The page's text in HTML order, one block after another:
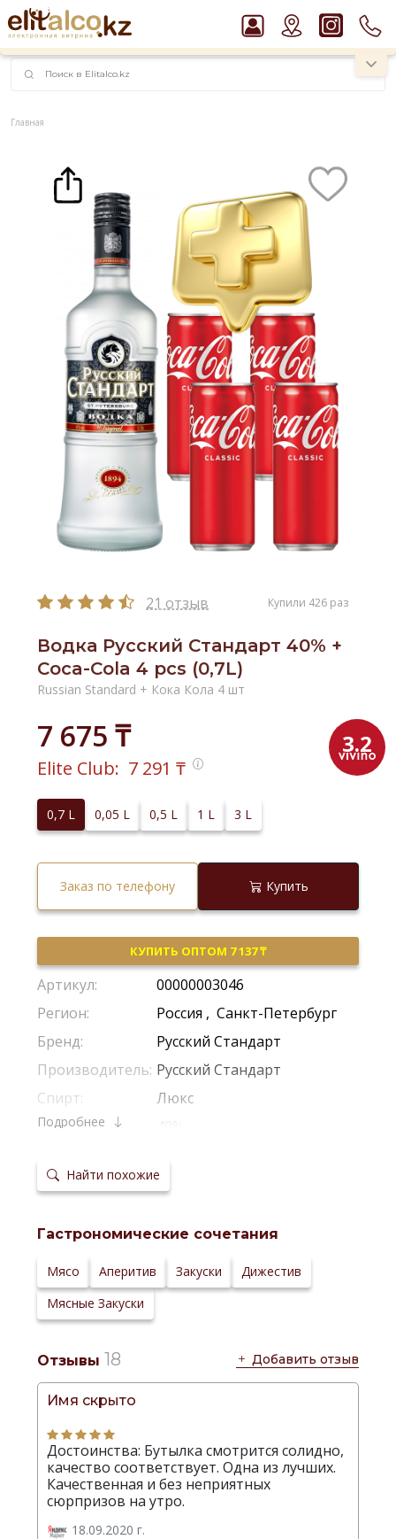
наименований!
instagram.com/rojo.kz
Рекомендуем
Виски Talisker 10 YO Malt 45,8% in Box
Водка Smirnoff Red Vodka 37,5%
Джин Gordon`s London Dry Gin 37,5%
Пиво Guinness Draught 4,2% Can
Ром Captain Morgan White 37,5%
Главная
21 отзыв Купили 426 раз
Водка Русский Стандарт 40% +
Coca-Cola 4 pcs (0,7L)
Russian Standard + Кока Кола 4 шт
7 675 ₸ 3.2
Elite Club: 7 291 ₸
0,7 L 0,05 L 0,5 L 1 L 3 L
Заказ по телефону Купить
КУПИТЬ ОПТОМ 7 137 ₸
Артикул:
00000003046
Регион:
Россия , Санкт-Петербург
Бренд:
Русский Стандарт
Производитель: Русский Стандарт
Спирт:
Люкс
Крепость:
Сырье:
Пшеница
сервировки:
Сайт
Подробнее
Найти похожие
Гастрономические сочетания
Мясо Аперитив Закуски
Дижестив
Мясные Закуски
Отзывы 18 Добавить отзыв
Имя скрыто
Достоинства: Бутылка смотрится солидно,
качество соответствует. Одна из лучших.
Качественная и без неприятных
сюрпризов на утро.
18.09.2020 г.